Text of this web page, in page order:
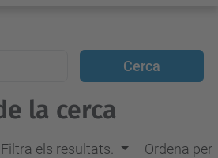
la cerca
Filtra els resultats. Ordena per